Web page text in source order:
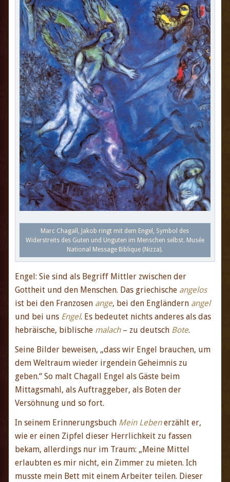
Marc Chagall, Jakob ringt mit dem Engel, Symbol des
Widerstreits des Guten und Unguten im Menschen selbst. Musée
National Message Biblique (Nizza).
Engel: Sie sind als Begriff Mittler zwischen der
Gottheit und den Menschen. Das griechische angelos
ist bei den Franzosen ange, bei den Engländern angel
und bei uns Engel. Es bedeutet nichts anderes als das
hebräische, biblische malach– zu deutsch Bote.
Seine Bilder beweisen, „dass wir Engel brauchen, um
dem Weltraum wieder irgendein Geheimnis zu
geben.“ So malt Chagall Engel als Gäste beim
Mittagsmahl, als Auftraggeber, als Boten der
Versöhnung und so fort.
In seinem Erinnerungsbuch Mein Lebenerzählt er,
wie er einen Zipfel dieser Herrlichkeit zu fassen
bekam, allerdings nur im Traum: „Meine Mittel
erlaubten es mir nicht, ein Zimmer zu mieten. Ich
musste mein Bett mit einem Arbeiter teilen. Dieser